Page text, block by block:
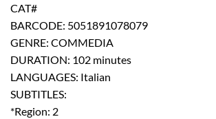
CAT#
BARCODE: 5051891078079
GENRE: COMMEDIA
DURATION: 102 minutes
LANGUAGES: Italian
SUBTITLES:
*Region: 2